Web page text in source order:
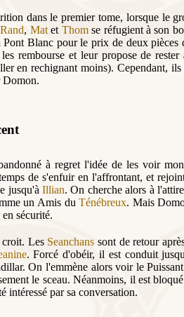
dans le premier tome, lorsque le
Rand, Matet Thomse réfugient à son
Pont Blanc pour le prix de deux
rembourse et leur propose de rester
en rechignant moins). Cependant,
Domon.
à regret l'idée de les voir
de s'enfuir en l'affrontant, et
jusqu'àIllian. On cherche alors à
un Amis duTénébreux. Mais
sécurité.
Les Seanchans sont de retour
. Forcé d'obéir, il est conduit
On l'emmène alors voir le
le sceau. Néanmoins, il est
intéressé par sa conversation.